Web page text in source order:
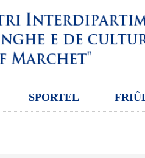
SPORTEL